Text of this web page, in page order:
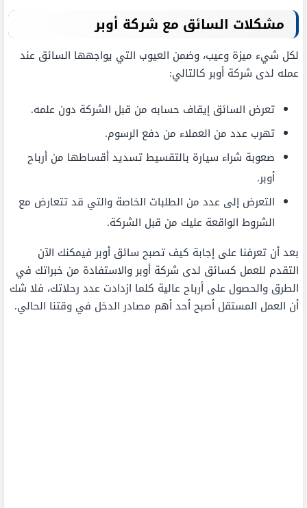
مشكلات السائق مع شركة أوبر
لكل شيء ميزة وعيب، وضمن العيوب التي يواجهها السائق عند
عمله لدى شركة أوبر كالتالي:
تعرض السائق إيقاف حسابه من قبل الشركة دون علمه.
تهرب عدد من العملاء من دفع الرسوم.
صعوبة شراء سيارة بالتقسيط تسديد أقساطها من أرباح
أوبر.
التعرض إلى عدد من الطلبات الخاصة والتي قد تتعارض مع
الشروط الواقعة عليك من قبل الشركة.
بعد أن تعرفنا على إجابة كيف تصبح سائق أوبر فيمكنك الآن
التقدم للعمل كسائق لدى شركة أوبر والاستفادة من خبراتك في
الطرق والحصول على أرباح عالية كلما ازدادت عدد رحلاتك، فلا شك
أن العمل المستقل أصبح أحد أهم مصادر الدخل في وقتنا الحالي.